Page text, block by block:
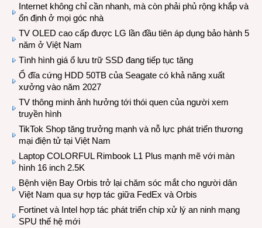
Internet không chỉ cần nhanh, mà còn phải phủ rộng khắp và
ổn định ở mọi góc nhà
TV OLED cao cấp được LG lần đầu tiên áp dụng bảo hành 5
năm ở Việt Nam
Tình hình giá ổ lưu trữ SSD đang tiếp tục tăng
Ổ đĩa cứng HDD 50TB của Seagate có khả năng xuất
xưởng vào năm 2027
TV thông minh ảnh hưởng tới thói quen của người xem
truyền hình
TikTok Shop tăng trưởng mạnh và nỗ lực phát triển thương
mại điện tử tại Việt Nam
Laptop COLORFUL Rimbook L1 Plus mạnh mẽ với màn
hình 16 inch 2.5K
Bệnh viện Bay Orbis trở lại chăm sóc mắt cho người dân
Việt Nam qua sự hợp tác giữa FedEx và Orbis
Fortinet và Intel hợp tác phát triển chip xử lý an ninh mạng
SPU thế hệ mới